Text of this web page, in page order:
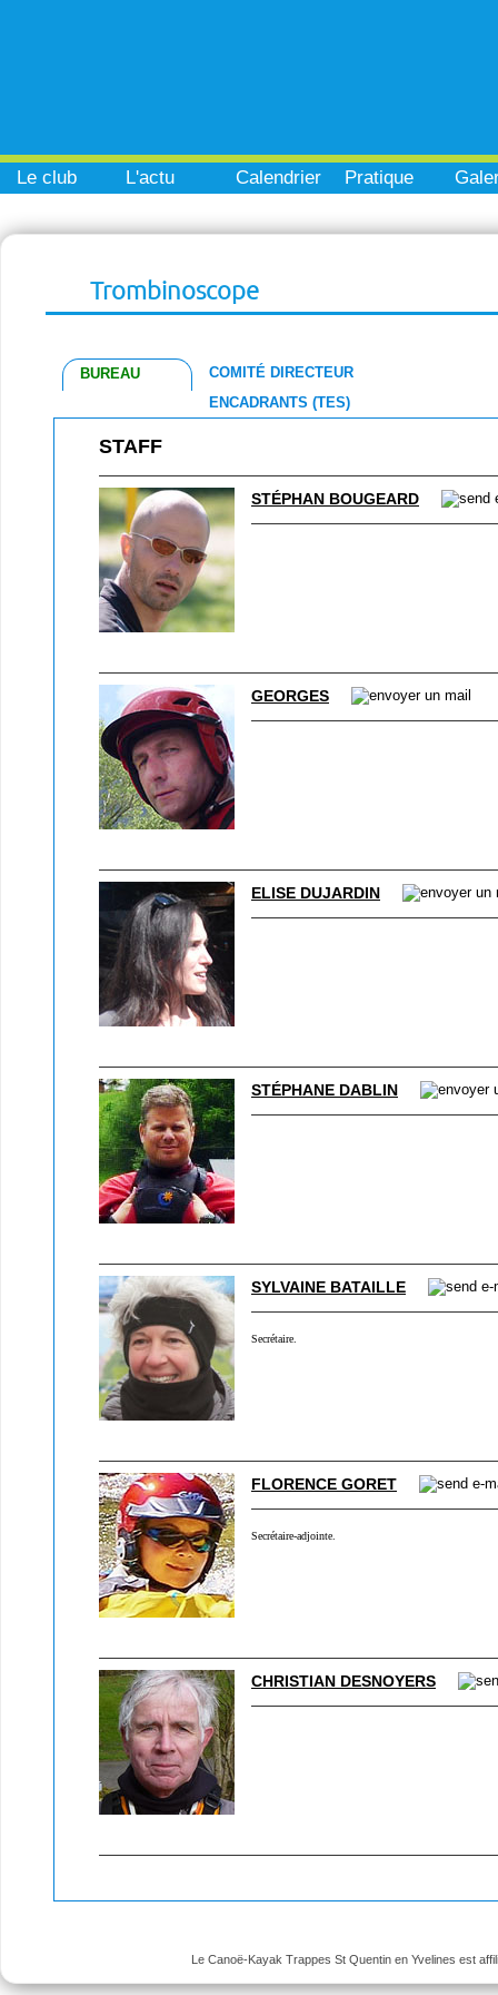
Le club L'actu Calendrier Pratique
Trombinoscope
BUREAU
COMITÉ DIRECTEUR
ENCADRANTS (TES)
STAFF
STÉPHAN BOUGEARD
GEORGES
ELISE DUJARDIN
STÉPHANE DABLIN
SYLVAINE BATAILLE
Secrétaire.
FLORENCE GORET
Secrétaire-adjointe.
CHRISTIAN DESNOYERS
Le Canoë-Kayak Trappes St Quentin en Yvelines est